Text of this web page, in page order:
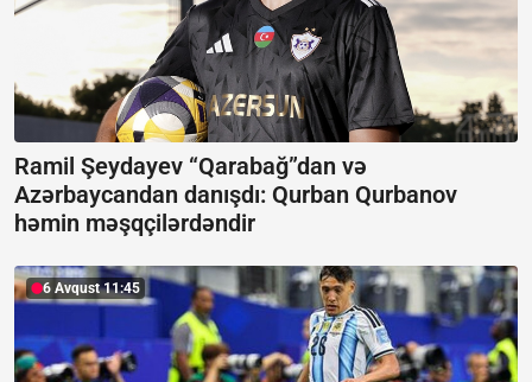
Ramil Şeydayev “Qarabağ”dan və
Azərbaycandan danışdı: Qurban Qurbanov
həmin məşqçilərdəndir
6 Avqust 11:45